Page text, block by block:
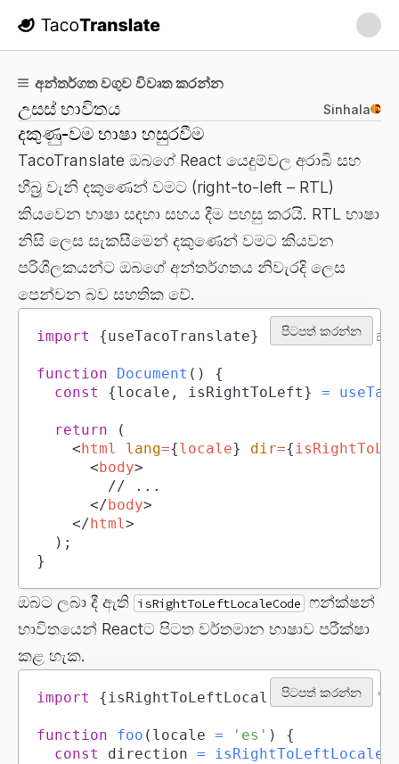
TacoTranslate
අන්තර්ගත වගුව විවෘත කරන්න
උසස් භාවිතය Sinhala
දකුණු-වම භාෂා හසුරවීම
TacoTranslate ඔබගේ React යෙදුම්වල අරාබි සහ
හීබ්‍රු වැනි දකුණෙන් වමට (right-to-left – RTL)
කියවෙන භාෂා සඳහා සහය දීම පහසු කරයි. RTL භාෂා
නිසි ලෙස සැකසීමෙන් දකුණෙන් වමට කියවන
පරිශීලකයන්ට ඔබගේ අන්තර්ගතය නිවැරදි ලෙස
පෙන්වන බව සහතික වේ.
පිටපත් කරන්න
import {useTacoTranslate} from
function Document ( )
{
const
{locale , isRightToLeft} =
return
(
<html lang={locale} dir={
<body>
</body>
</html>
) ;
}
ඔබට ලබා දී ඇති isRightToLeftLocaleCode ෆන්ක්ෂන්
භාවිතයෙන් Reactට පිටත වර්තමාන භාෂාව පරීක්ෂා
කළ හැක.
පිටපත් කරන්න
import {isRightToLeftLocaleCode} from
function foo ( locale = 'es' )
{
const
direction =